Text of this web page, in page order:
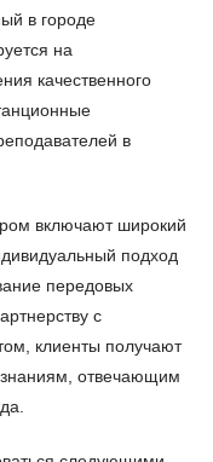
в городе
на
качественного
в
включают широкий
подход
передовых
с
клиенты получают
отвечающим